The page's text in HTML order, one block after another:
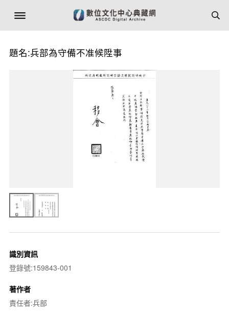
題名:兵部為守備不准候陞事
識別資訊
登錄號:159843-001
著作者
責任者:兵部